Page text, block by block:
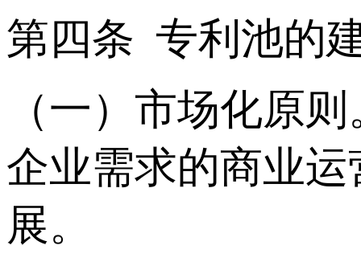
第四条 专利池的
（一）市场化原
企业需求的商业
展。